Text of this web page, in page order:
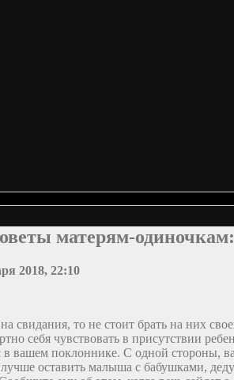
матерям-
2018, 22:10
свидания, то не стоит брать на них
себя чувствовать в присутствии
в вашем поклоннике. С одной стороны,
оставить малыша с бабушками,